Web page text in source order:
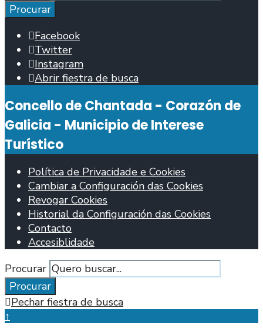
Procurar
Facebook
Twitter
Instagram
Abrir fiestra de busca
Concello de Chantada - Corazón de
Galicia - Municipio de Interese
Turístico
Política de Privacidade e Cookies
Cambiar a Configuración das Cookies
Revogar Cookies
Historial da Configuración das Cookies
Contacto
Accesiblidade
Procurar
Procurar
Pechar fiestra de busca
↑